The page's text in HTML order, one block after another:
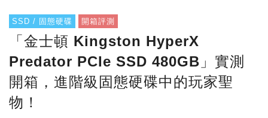
SSD / 固態硬碟 開箱評測
「金士頓 Kingston HyperX
Predator PCIe SSD 480GB」實測
開箱，進階級固態硬碟中的玩家聖
物！